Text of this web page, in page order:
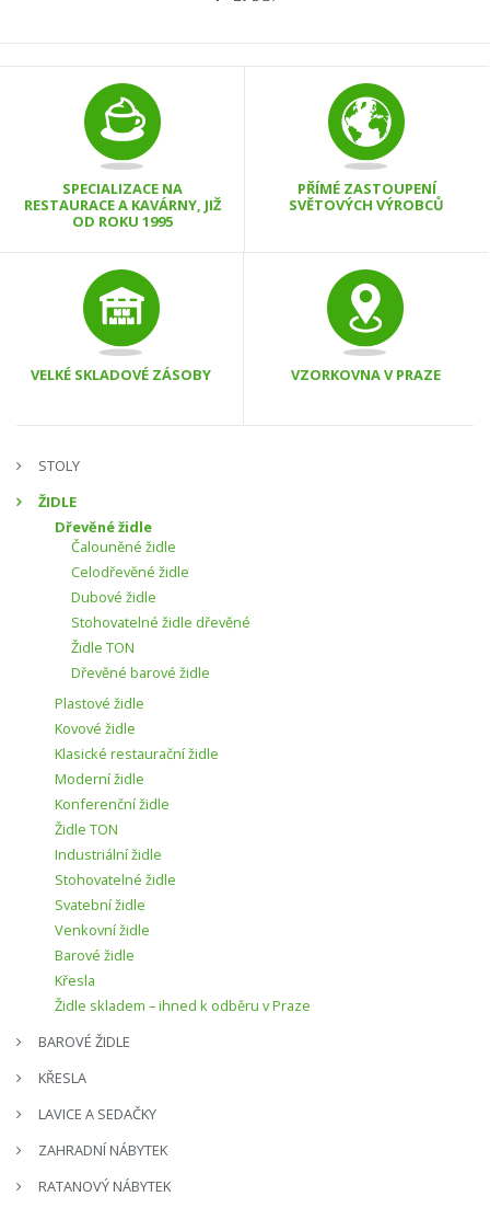
SPECIALIZACE NA
RESTAURACE A KAVÁRNY, JIŽ
OD ROKU 1995
PŘÍMÉ ZASTOUPENÍ
SVĚTOVÝCH VÝROBCŮ
VELKÉ SKLADOVÉ ZÁSOBY VZORKOVNA V PRAZE
STOLY
ŽIDLE
Dřevěné židle
Čalouněné židle
Celodřevěné židle
Dubové židle
Stohovatelné židle dřevěné
Židle TON
Dřevěné barové židle
Plastové židle
Kovové židle
Klasické restaurační židle
Moderní židle
Konferenční židle
Židle TON
Industriální židle
Stohovatelné židle
Svatební židle
Venkovní židle
Barové židle
Křesla
Židle skladem – ihned k odběru v Praze
BAROVÉ ŽIDLE
KŘESLA
LAVICE A SEDAČKY
ZAHRADNÍ NÁBYTEK
RATANOVÝ NÁBYTEK